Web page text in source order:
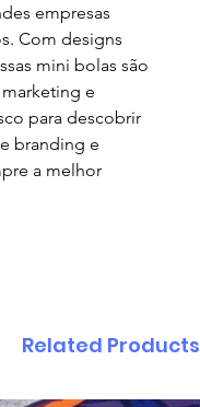
empresas
Com designs
mini bolas são
e
para descobrir
branding e
a melhor
Related Products